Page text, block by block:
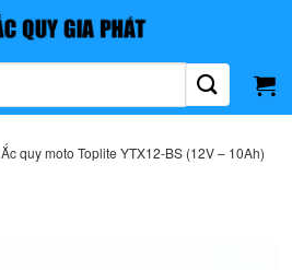
Ắc quy moto Toplite YTX12-BS (12V – 10Ah)